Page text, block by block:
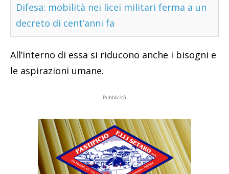
Difesa: mobilità nei licei militari ferma a un
decreto di cent’anni fa
All’interno di essa si riducono anche i bisogni e
le aspirazioni umane.
Pubblicità